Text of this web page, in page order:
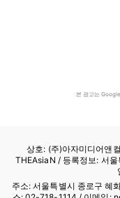
본 광고는
상호: (주)아자미디어앤
THEAsiaN / 등록정보: 서
주소: 서울특별시 종로구